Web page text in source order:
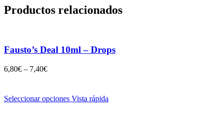
Productos relacionados
Fausto’s Deal 10ml – Drops
6,80€ – 7,40€
Seleccionar opciones Vista rápida